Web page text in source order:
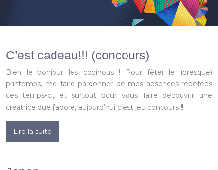
C’est cadeau!!! (concours)
Bien le bonjour les copinous ! Pour fêter le (presque)
printemps, me faire pardonner de mes absences répétées
ces temps-ci, et surtout pour vous faire découvrir une
créatrice que j’adore, aujourd’hui c’est jeu concours !!!
Lire la suite